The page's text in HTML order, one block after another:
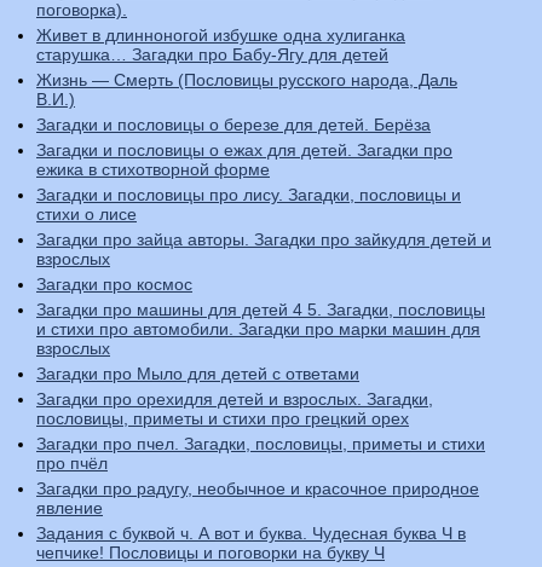
поговорка).
Живет в длинноногой избушке одна хулиганка
старушка… Загадки про Бабу-Ягу для детей
Жизнь — Смерть (Пословицы русского народа, Даль
В.И.)
Загадки и пословицы о березе для детей. Берёза
Загадки и пословицы о ежах для детей. Загадки про
ежика в стихотворной форме
Загадки и пословицы про лису. Загадки, пословицы и
стихи о лисе
Загадки про зайца авторы. Загадки про зайкудля детей и
взрослых
Загадки про космос
Загадки про машины для детей 4 5. Загадки, пословицы
и стихи про автомобили. Загадки про марки машин для
взрослых
Загадки про Мыло для детей с ответами
Загадки про орехидля детей и взрослых. Загадки,
пословицы, приметы и стихи про грецкий орех
Загадки про пчел. Загадки, пословицы, приметы и стихи
про пчёл
Загадки про радугу, необычное и красочное природное
явление
Задания с буквой ч. А вот и буква. Чудесная буква Ч в
чепчике! Пословицы и поговорки на букву Ч